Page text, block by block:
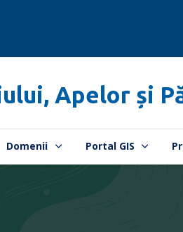
Apelor și
Domenii Portal GIS